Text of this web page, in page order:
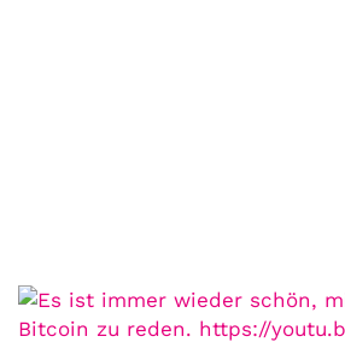
Jetzt lesen